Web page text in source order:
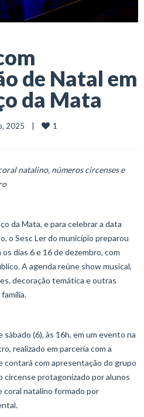
de Natal em
da Mata
2025    |
1
natalino, números circenses e
da Mata, e para celebrar a data
o Sesc Ler do município preparou
dias 6 e 16 de dezembro, com
A agenda reúne show musical,
decoração temática e outras
(6), às 16h, em um evento na
realizado em parceria com a
com apresentação do grupo
circense protagonizado por alunos
coral natalino formado por